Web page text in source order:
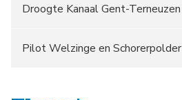
Droogte Kanaal Gent-Terneuzen
Pilot Welzinge en Schorerpolder